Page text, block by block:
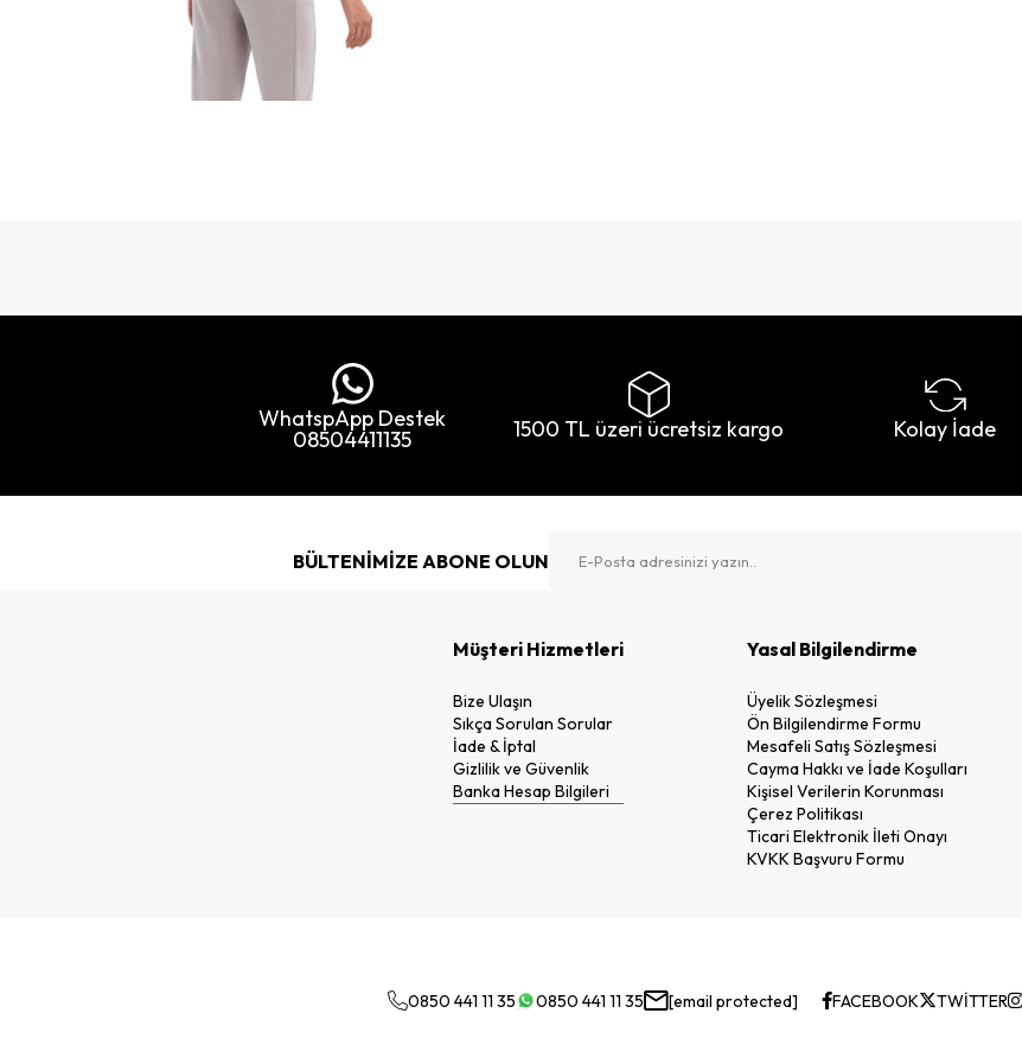
WhatspApp Destek
08504411135 1500 TL üzeri ücretsiz kargo Kolay İade
BÜLTENİMİZE ABONE OLUN
Müşteri Hizmetleri
Bize Ulaşın
Sıkça Sorulan Sorular
İade & İptal
Gizlilik ve Güvenlik
Banka Hesap Bilgileri
Yasal Bilgilendirme
Üyelik Sözleşmesi
Ön Bilgilendirme Formu
Mesafeli Satış Sözleşmesi
Cayma Hakkı ve İade Koşulları
Kişisel Verilerin Korunması
Çerez Politikası
Ticari Elektronik İleti Onayı
KVKK Başvuru Formu
0850 441 11 35 0850 441 11 35 [email protected] FACEBOOK TWİTTER